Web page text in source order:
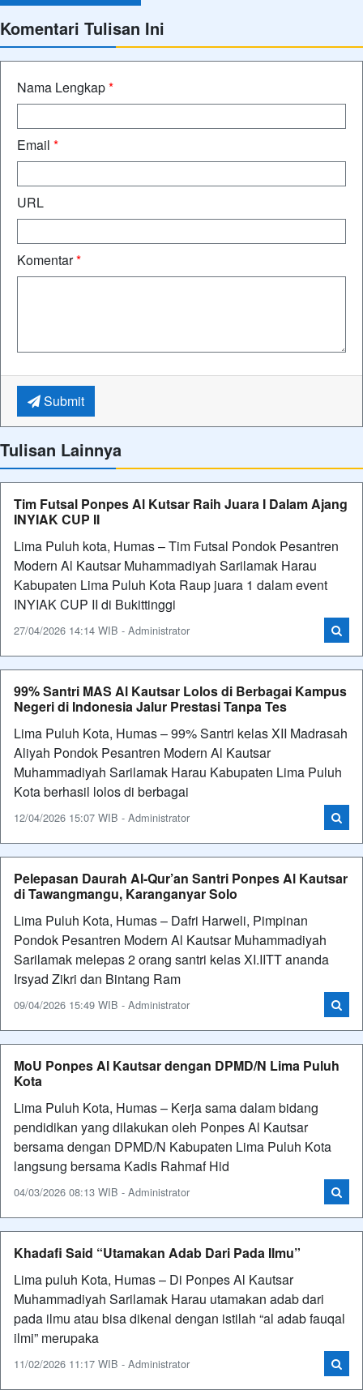
Komentari Tulisan Ini
Nama Lengkap*
Email *
URL
Komentar*
Submit
Tulisan Lainnya
Tim Futsal Ponpes Al Kutsar Raih Juara I Dalam Ajang
INYIAK CUP II
Lima Puluh kota, Humas – Tim Futsal Pondok Pesantren
Modern Al Kautsar Muhammadiyah Sarilamak Harau
Kabupaten Lima Puluh Kota Raup juara 1 dalam event
INYIAK CUP II di Bukittinggi
27/04/2026 14:14 WIB - Administrator
99% Santri MAS Al Kautsar Lolos di Berbagai Kampus
Negeri di Indonesia Jalur Prestasi Tanpa Tes
Lima Puluh Kota, Humas – 99% Santri kelas XII Madrasah
Aliyah Pondok Pesantren Modern Al Kautsar
Muhammadiyah Sarilamak Harau Kabupaten Lima Puluh
Kota berhasil lolos di berbagai
12/04/2026 15:07 WIB - Administrator
Pelepasan Daurah Al-Qur’an Santri Ponpes Al Kautsar
di Tawangmangu, Karanganyar Solo
Lima Puluh Kota, Humas – Dafri Harweli, Pimpinan
Pondok Pesantren Modern Al Kautsar Muhammadiyah
Sarilamak melepas 2 orang santri kelas XI.IITT ananda
Irsyad Zikri dan Bintang Ram
09/04/2026 15:49 WIB - Administrator
MoU Ponpes Al Kautsar dengan DPMD/N Lima Puluh
Kota
Lima Puluh Kota, Humas – Kerja sama dalam bidang
pendidikan yang dilakukan oleh Ponpes Al Kautsar
bersama dengan DPMD/N Kabupaten Lima Puluh Kota
langsung bersama Kadis Rahmaf Hid
04/03/2026 08:13 WIB - Administrator
Khadafi Said “Utamakan Adab Dari Pada Ilmu”
Lima puluh Kota, Humas – Di Ponpes Al Kautsar
Muhammadiyah Sarilamak Harau utamakan adab dari
pada ilmu atau bisa dikenal dengan istilah “al adab fauqal
ilmi” merupaka
11/02/2026 11:17 WIB - Administrator